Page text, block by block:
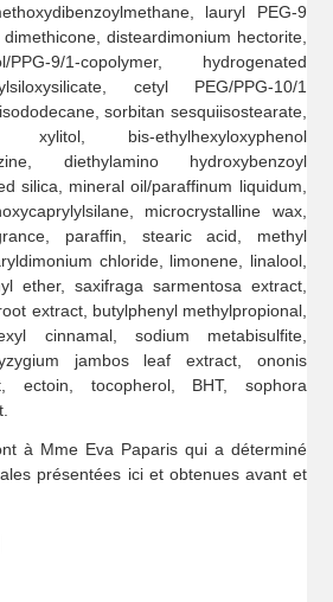
lauryl PEG-9
disteardimonium hectorite,
9/1-copolymer, hydrogenated
cetyl PEG/PPG-10/1
sorbitan sesquiisostearate,
bis-ethylhexyloxyphenol
diethylamino hydroxybenzoyl
silica, mineral oil/paraffinum liquidum,
microcrystalline wax,
paraffin, stearic acid, methyl
chloride, limonene, linalool,
ether, saxifraga sarmentosa extract,
extract, butylphenyl methylpropional,
cinnamal, sodium metabisulfite,
jambos leaf extract, ononis
ectoin, tocopherol, BHT, sophora
à Mme Eva Paparis qui a déterminé
présentées ici et obtenues avant et